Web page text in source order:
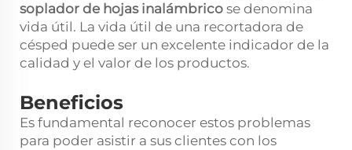
soplador de hojas inalámbrico se denomina
vida útil. La vida útil de una recortadora de
césped puede ser un excelente indicador de la
calidad y el valor de los productos.
Beneficios
Es fundamental reconocer estos problemas
para poder asistir a sus clientes con los